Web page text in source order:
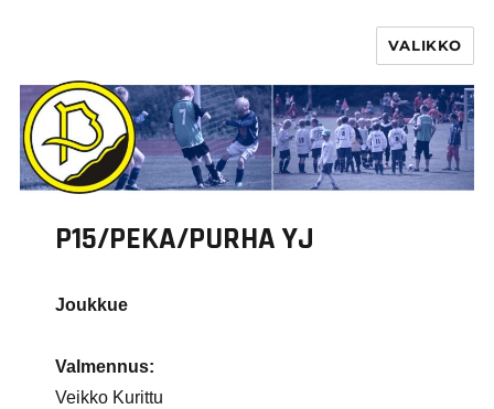
VALIKKO
P15/PEKA/PURHA YJ
Joukkue
Valmennus:
Veikko Kurittu